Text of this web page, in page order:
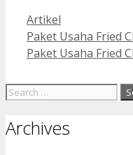
Artikel
Paket Usaha Fried
Paket Usaha Fried
Archives